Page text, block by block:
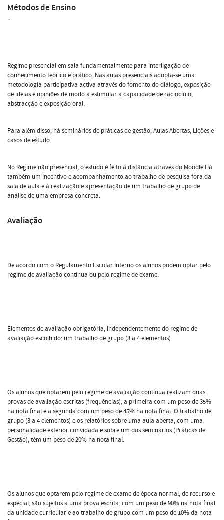
Métodos de Ensino
´
Regime presencial em sala fundamentalmente para interligação de
conhecimento teórico e prático. Nas aulas presenciais adopta-se uma
metodologia participativa activa através do fomento do diálogo, exposição
de ideias e opiniões de modo a estimular a capacidade de raciocínio,
abstracção e exposição oral.
Para além disso, há seminários de práticas de gestão, Aulas Abertas, Lições e
casos de estudo.
No Regime não presencial, o estudo é feito à distância através do Moodle.Há
também um incentivo e acompanhamento ao trabalho de pesquisa fora da
sala de aula e à realização e apresentação de um trabalho de grupo de
análise de uma empresa concreta.
Avaliação
De acordo com o Regulamento Escolar Interno os alunos podem optar pelo
regime de avaliação contínua ou pelo regime de exame.
Elementos de avaliação obrigatória, independentemente do regime de
avaliação escolhido: um trabalho de grupo (3 a 4 elementos)
Os alunos que optarem pelo regime de avaliação contínua realizam duas
provas de avaliação escritas (frequências), a primeira com um peso de 35%
na nota final e a segunda com um peso de 45% na nota final. O trabalho de
grupo (3 a 4 elementos) e os relatórios sobre uma aula aberta, com uma
personalidade exterior convidada e sobre um dos seminários (Práticas de
Gestão), têm um peso de 20% na nota final.
Os alunos que optarem pelo regime de exame de época normal, de recurso e
especial, são sujeitos a uma prova escrita, com um peso de 90% na nota final
da unidade curricular e ao trabalho de grupo com um peso de 10% da nota